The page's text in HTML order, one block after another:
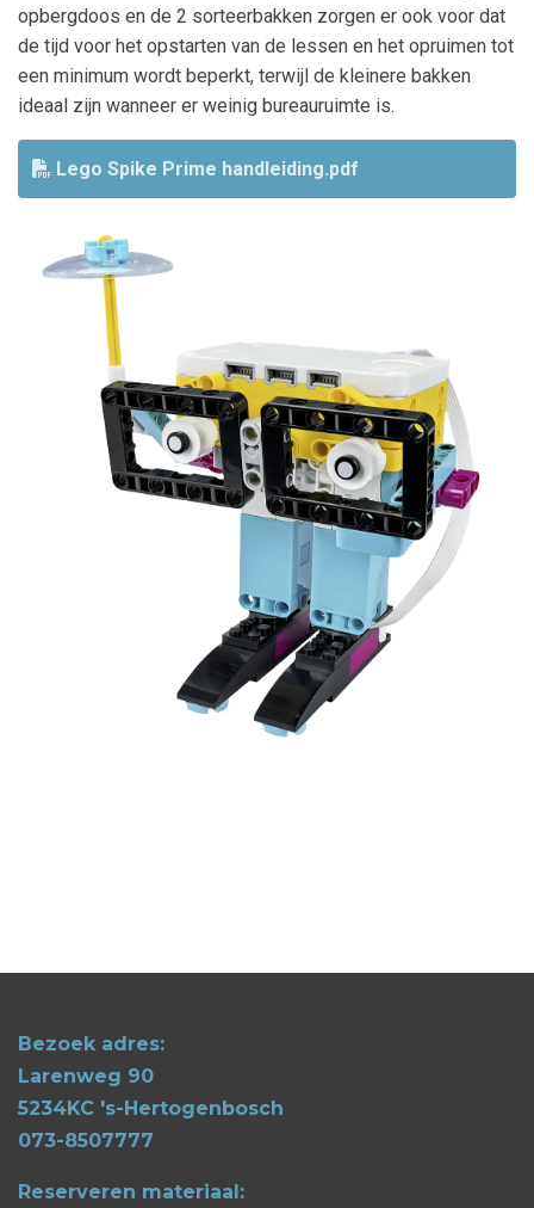
opbergdoos en de 2 sorteerbakken zorgen er ook voor dat
de tijd voor het opstarten van de lessen en het opruimen tot
een minimum wordt beperkt, terwijl de kleinere bakken
ideaal zijn wanneer er weinig bureauruimte is.
Lego Spike Prime handleiding.pdf
Bezoek adres:
Larenweg 90
5234KC 's-Hertogenbosch
073-8507777
Reserveren materiaal: